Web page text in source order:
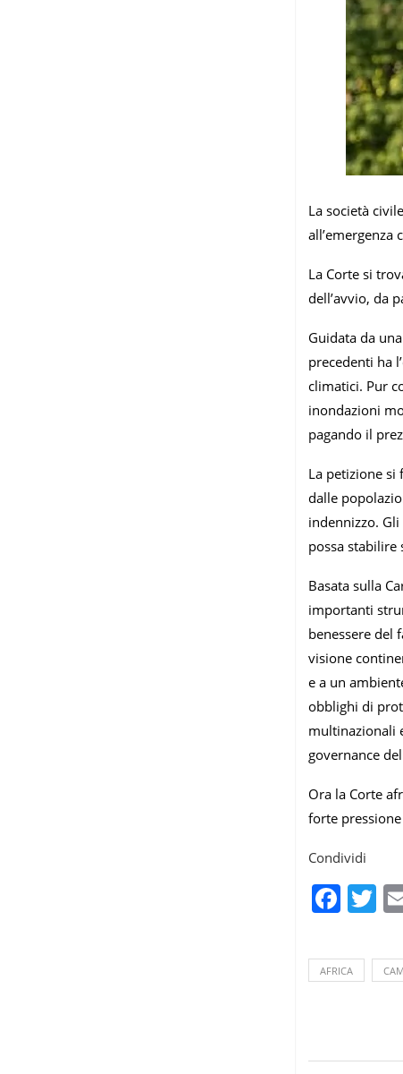
La società
all’emergenza
La Corte si
dell’avvio, da
Guidata da
precedenti ha
climatici. Pur
inondazioni
pagando il
La petizione si
dalle
indennizzo.
possa
Basata sulla
importanti
benessere del
visione
e a un
obblighi di
multinazionali
governance
Ora la Corte
forte
Condividi
AFRICA